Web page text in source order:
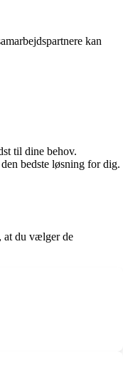
kan
til dine behov.
bedste løsning for dig.
at du vælger de